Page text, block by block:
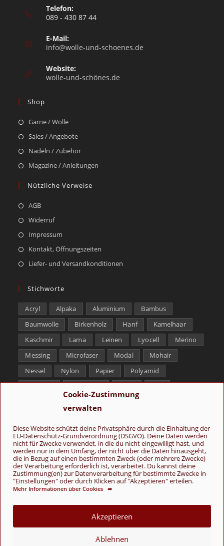
Cookie-Zustimmung
verwalten
Diese Website schützt deine Privatsphäre durch die Einhaltung der
EU-Datenschutz-Grundverordnung (DSGVO). Deine Daten werden
nicht für Zwecke verwendet, in die du nicht eingewilligt hast, und
werden nur in dem Umfang, der nicht über die Daten hinausgeht,
die in Bezug auf einen bestimmten Zweck (oder mehrere Zwecke)
der Verarbeitung erforderlich ist, verarbeitet. Du kannst deine
Zustimmung(en) zur Datenverarbeitung für bestimmte Zwecke in
"Einstellungen" oder durch Klicken auf "Akzeptieren" erteilen.
Mehr Informationen über Cookies ➦
Akzeptieren
Ablehnen
Telefon:
089 - 430 87 44
E-Mail:
info@wolle-und-schoenes.de
Website:
wolle-und-schönes.de
Shop
Garne / Wolle
Sales / Angebote
Nadeln / Zubehör
Magazine / Anleitungen
Nützliche Verweise
AGB
Widerruf
Impressum
Kontakt, Öffnungszeiten
Liefer- und Versandkonditionen
Stichworte
Acryl Alpaka Aluminium
Bambus
Baumwolle
Birkenholz Hanf
Kamelhaar
Kaschmir
Lama Leinen Lyocell
Merino
Messing
Microfaser Modal
Mohair
Nessel
Nylon Papier
Polyamid
Folge uns
Über uns
Cookie-Richtlinie (EU)
© Copyright 2026 - Wolle & Schönes